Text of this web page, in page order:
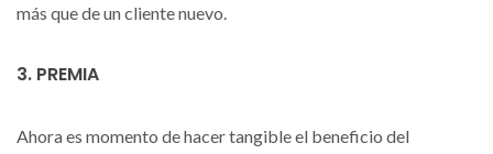
más que de un cliente nuevo.
3. PREMIA
Ahora es momento de hacer tangible el beneficio del